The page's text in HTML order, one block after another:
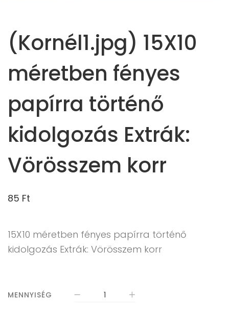
(Kornél1.jpg) 15X10
méretben fényes
papírra történő
kidolgozás Extrák:
Vörösszem korr
85 Ft
15X10 méretben fényes papírra történő
kidolgozás Extrák: Vörösszem korr
MENNYISÉG